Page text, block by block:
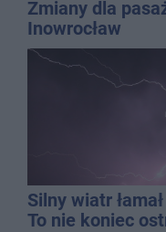
Zmiany dla
Inowrocław
Silny wiatr
To nie koniec